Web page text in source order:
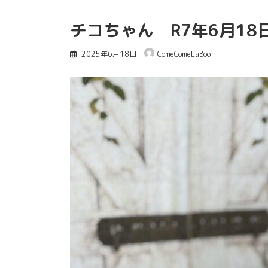
チコちゃん R7年6月18
2025年6月18日 ComeComeLaBoo